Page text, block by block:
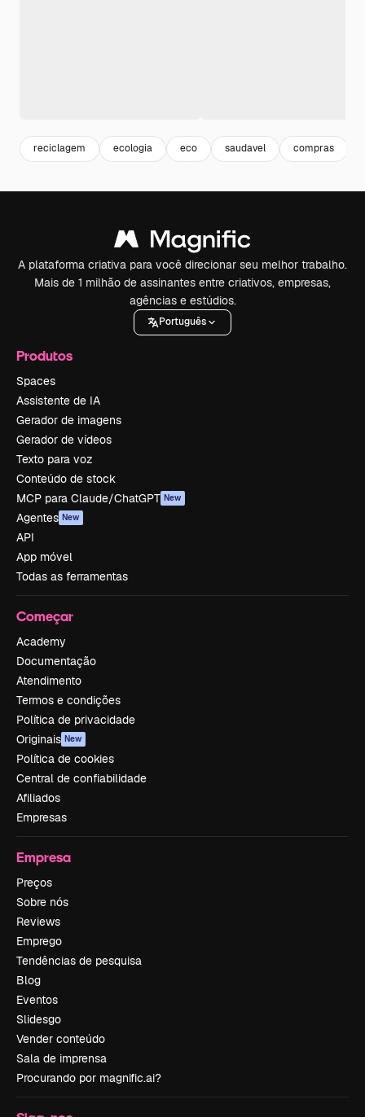
reciclagem ecologia eco saudavel compras
A plataforma criativa para você direcionar seu melhor trabalho.
Mais de 1 milhão de assinantes entre criativos, empresas,
agências e estúdios.
Português
Produtos
Spaces
Assistente de IA
Gerador de imagens
Gerador de vídeos
Texto para voz
Conteúdo de stock
MCP para Claude/ChatGPT New
Agentes New
API
App móvel
Todas as ferramentas
Começar
Academy
Documentação
Atendimento
Termos e condições
Política de privacidade
Originais New
Política de cookies
Central de confiabilidade
Afiliados
Empresas
Empresa
Preços
Sobre nós
Reviews
Emprego
Tendências de pesquisa
Blog
Eventos
Slidesgo
Vender conteúdo
Sala de imprensa
Procurando por magnific.ai?